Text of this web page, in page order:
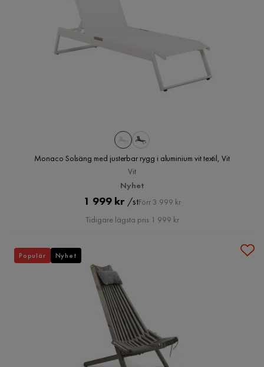
Monaco Solsäng med justerbar rygg i aluminium vit textil, Vit
Vit
Nyhet
Pris
1 999 kr /st
Original
Pris
Förr 3 999 kr
Tidigare lägsta pris 1 999 kr
Populär Nyhet